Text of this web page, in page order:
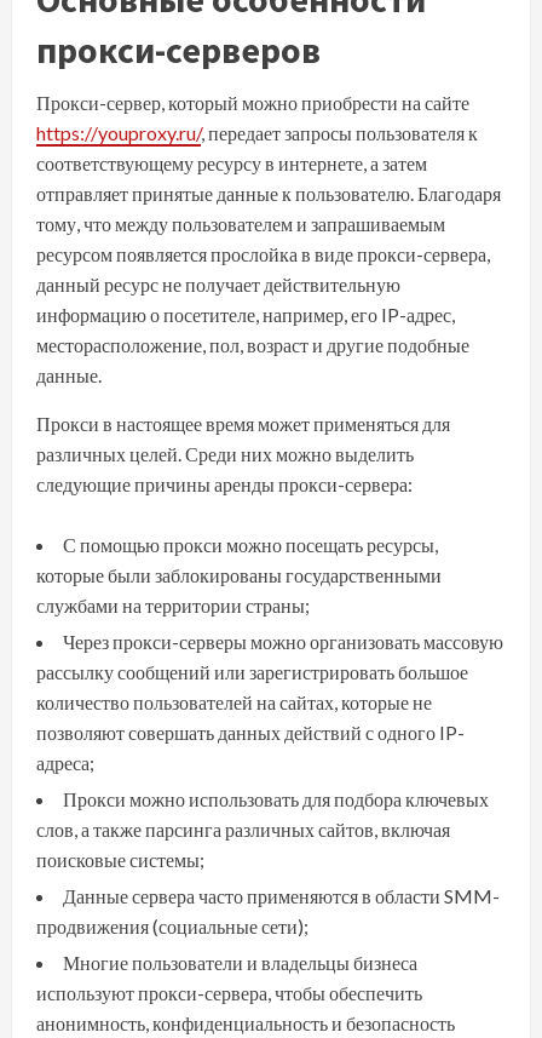
прокси-серверов
Прокси-сервер, который можно приобрести на сайте
https://youproxy.ru/, передает запросы пользователя к
соответствующему ресурсу в интернете, а затем
отправляет принятые данные к пользователю. Благодаря
тому, что между пользователем и запрашиваемым
ресурсом появляется прослойка в виде прокси-сервера,
данный ресурс не получает действительную
информацию о посетителе, например, его IP-адрес,
месторасположение, пол, возраст и другие подобные
данные.
Прокси в настоящее время может применяться для
различных целей. Среди них можно выделить
следующие причины аренды прокси-сервера:
С помощью прокси можно посещать ресурсы,
которые были заблокированы государственными
службами на территории страны;
Через прокси-серверы можно организовать массовую
рассылку сообщений или зарегистрировать большое
количество пользователей на сайтах, которые не
позволяют совершать данных действий с одного IP-
адреса;
Прокси можно использовать для подбора ключевых
слов, а также парсинга различных сайтов, включая
поисковые системы;
Данные сервера часто применяются в области SMM-
продвижения (социальные сети);
Многие пользователи и владельцы бизнеса
используют прокси-сервера, чтобы обеспечить
анонимность, конфиденциальность и безопасность